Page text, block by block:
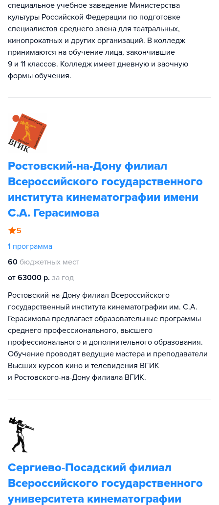
специальное учебное заведение Министерства
культуры Российской Федерации по подготовке
специалистов среднего звена для театральных,
кинопрокатных и других организаций. В колледж
принимаются на обучение лица, закончившие
9 и 11 классов. Колледж имеет дневную и заочную
формы обучения.
Ростовский-на-Дону филиал
Всероссийского государственного
института кинематографии имени
С.А. Герасимова
5
1 программа
60 бюджетных мест
от 63000 р. за год
Ростовский-на-Дону филиал Всероссийского
государственный института кинематографии им. С.А.
Герасимова предлагает образовательные программы
среднего профессионального, высшего
профессионального и дополнительного образования.
Обучение проводят ведущие мастера и преподаватели
Высших курсов кино и телевидения ВГИК
и Ростовского-на-Дону филиала ВГИК.
Сергиево-Посадский филиал
Всероссийского государственного
университета кинематографии